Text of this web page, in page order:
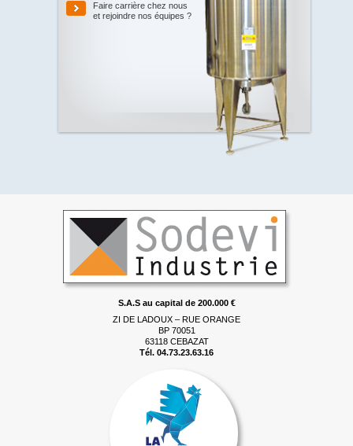
Faire carrière chez nous
et rejoindre nos équipes ?
S.A.S au capital de 200.000 €
ZI DE LADOUX – RUE ORANGE
BP 70051
63118 CEBAZAT
Tél. 04.73.23.63.16